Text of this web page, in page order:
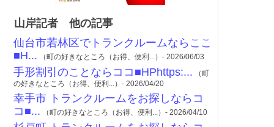
山岸記者 他の記事
仙台市若林区でトランクルームならここ
■H... （町の好きなところ（お得、便利...）- 2026/06/03
手形割引のことならココ■HPhttps:... （町
の好きなところ（お得、便利...）- 2026/04/20
幸手市 トランクルームをお探しならコ
コ■... （町の好きなところ（お得、便利...）- 2026/04/10